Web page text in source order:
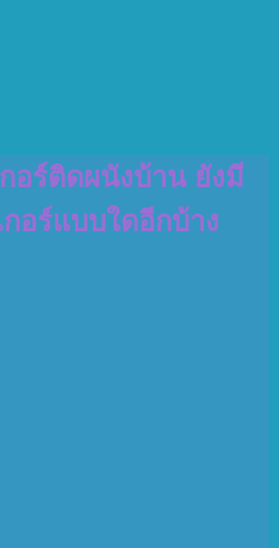
อร์ติดผนังบ้าน ยังมี
อร์แบบใดอีกบ้าง